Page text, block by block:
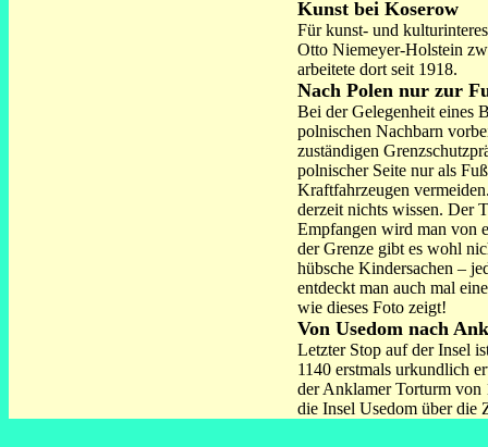
Kunst bei Koserow
Für kunst- und
Otto Niemeyer-Holstein
arbeitete dort seit 1918.
Nach Polen nur zur
Bei der Gelegenheit eines
polnischen Nachbarn
zuständigen
polnischer Seite nur als
Kraftfahrzeugen
derzeit nichts wissen. Der
Empfangen wird man von
der Grenze gibt es wohl
hübsche Kindersachen –
entdeckt man auch mal
wie dieses Foto zeigt!
Von Usedom nach
Letzter Stop auf der Insel
1140 erstmals urkundlich
der Anklamer Torturm von
die Insel Usedom über die